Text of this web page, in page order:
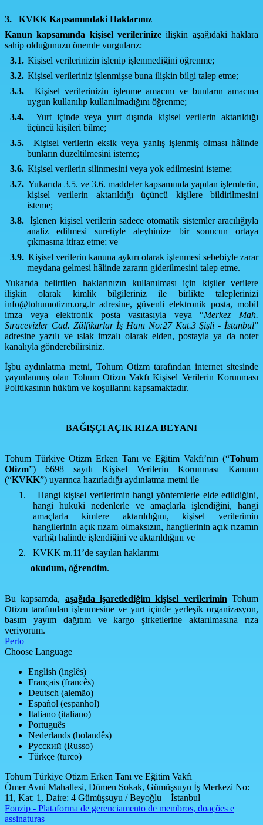
3.
KVKK Kapsamındaki Haklarınız
Kanun kapsamında kişisel verilerinizeilişkin aşağıdaki haklara
sahip olduğunuzu önemle vurgularız:
3.1. Kişisel verilerinizin işlenip işlenmediğini öğrenme;
3.2. Kişisel verileriniz işlenmişse buna ilişkin bilgi talep etme;
3.3.
Kişisel verilerinizin işlenme amacını ve bunların amacına
uygun kullanılıp kullanılmadığını öğrenme;
3.4.
Yurt içinde veya yurt dışında kişisel verilerin aktarıldığı
üçüncü kişileri bilme;
3.5.
Kişisel verilerin eksik veya yanlış işlenmiş olması hâlinde
bunların düzeltilmesini isteme;
3.6. Kişisel verilerin silinmesini veya yok edilmesini isteme;
3.7. Yukarıda 3.5. ve 3.6. maddeler kapsamında yapılan işlemlerin,
kişisel verilerin aktarıldığı üçüncü kişilere bildirilmesini
isteme;
3.8.
İşlenen kişisel verilerin sadece otomatik sistemler aracılığıyla
analiz edilmesi suretiyle aleyhinize bir sonucun ortaya
çıkmasına itiraz etme; ve
3.9. Kişisel verilerin kanuna aykırı olarak işlenmesi sebebiyle zarar
meydana gelmesi hâlinde zararın giderilmesini talep etme.
Yukarıda belirtilen haklarınızın kullanılması için kişiler verilere
ilişkin olarak kimlik bilgileriniz ile birlikte taleplerinizi
info@tohumotizm.org.tradresine, güvenli elektronik posta, mobil
imza veya elektronik posta vasıtasıyla veya “Merkez Mah.
Sıracevizler Cad. Zülfikarlar İş Hanı No:27 Kat.3 Şişli - İstanbul”
adresine yazılı ve ıslak imzalı olarak elden, postayla ya da noter
kanalıyla gönderebilirsiniz.
İşbu aydınlatma metni, Tohum Otizm tarafından internet sitesinde
yayınlanmış olan Tohum Otizm Vakfı Kişisel Verilerin Korunması
Politikasının hüküm ve koşullarını kapsamaktadır.
BAĞIŞÇI AÇIK RIZA BEYANI
Tohum Türkiye Otizm Erken Tanı ve Eğitim Vakfı’nın (“Tohum
Otizm”) 6698 sayılı Kişisel Verilerin Korunması Kanunu
(“KVKK”) uyarınca hazırladığı aydınlatma metni ile
1.
Hangi kişisel verilerimin hangi yöntemlerle elde edildiğini,
hangi hukuki nedenlerle ve amaçlarla işlendiğini, hangi
amaçlarla kimlere aktarıldığını, kişisel verilerimin
hangilerinin açık rızam olmaksızın, hangilerinin açık rızamın
varlığı halinde işlendiğini ve aktarıldığını ve
2.
KVKK m.11’de sayılan haklarımı
okudum, öğrendim.
Bu kapsamda, aşağıda işaretlediğim kişisel verilerimin Tohum
Otizm tarafından işlenmesine ve yurt içinde yerleşik organizasyon,
basım yayım dağıtım ve kargo şirketlerine aktarılmasına rıza
veriyorum.
Perto
Choose Language
English (inglês)
Français (francês)
Deutsch (alemão)
Español (espanhol)
Italiano (italiano)
Português
Nederlands (holandês)
Русский (Russo)
Türkçe (turco)
Tohum Türkiye Otizm Erken Tanı ve Eğitim Vakfı
Ömer Avni Mahallesi, Dümen Sokak, Gümüşsuyu İş Merkezi No:
11, Kat: 1, Daire: 4 Gümüşsuyu / Beyoğlu – İstanbul
Fonzip - Plataforma de gerenciamento de membros, doações e
assinaturas